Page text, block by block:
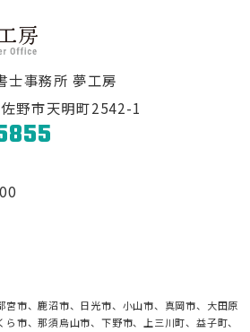
士事務所 夢工房
野市天明町2542-1
宮市、鹿沼市、日光市、小山市、真岡市、大田原
市、那須烏山市、下野市、上三川町、益子町、